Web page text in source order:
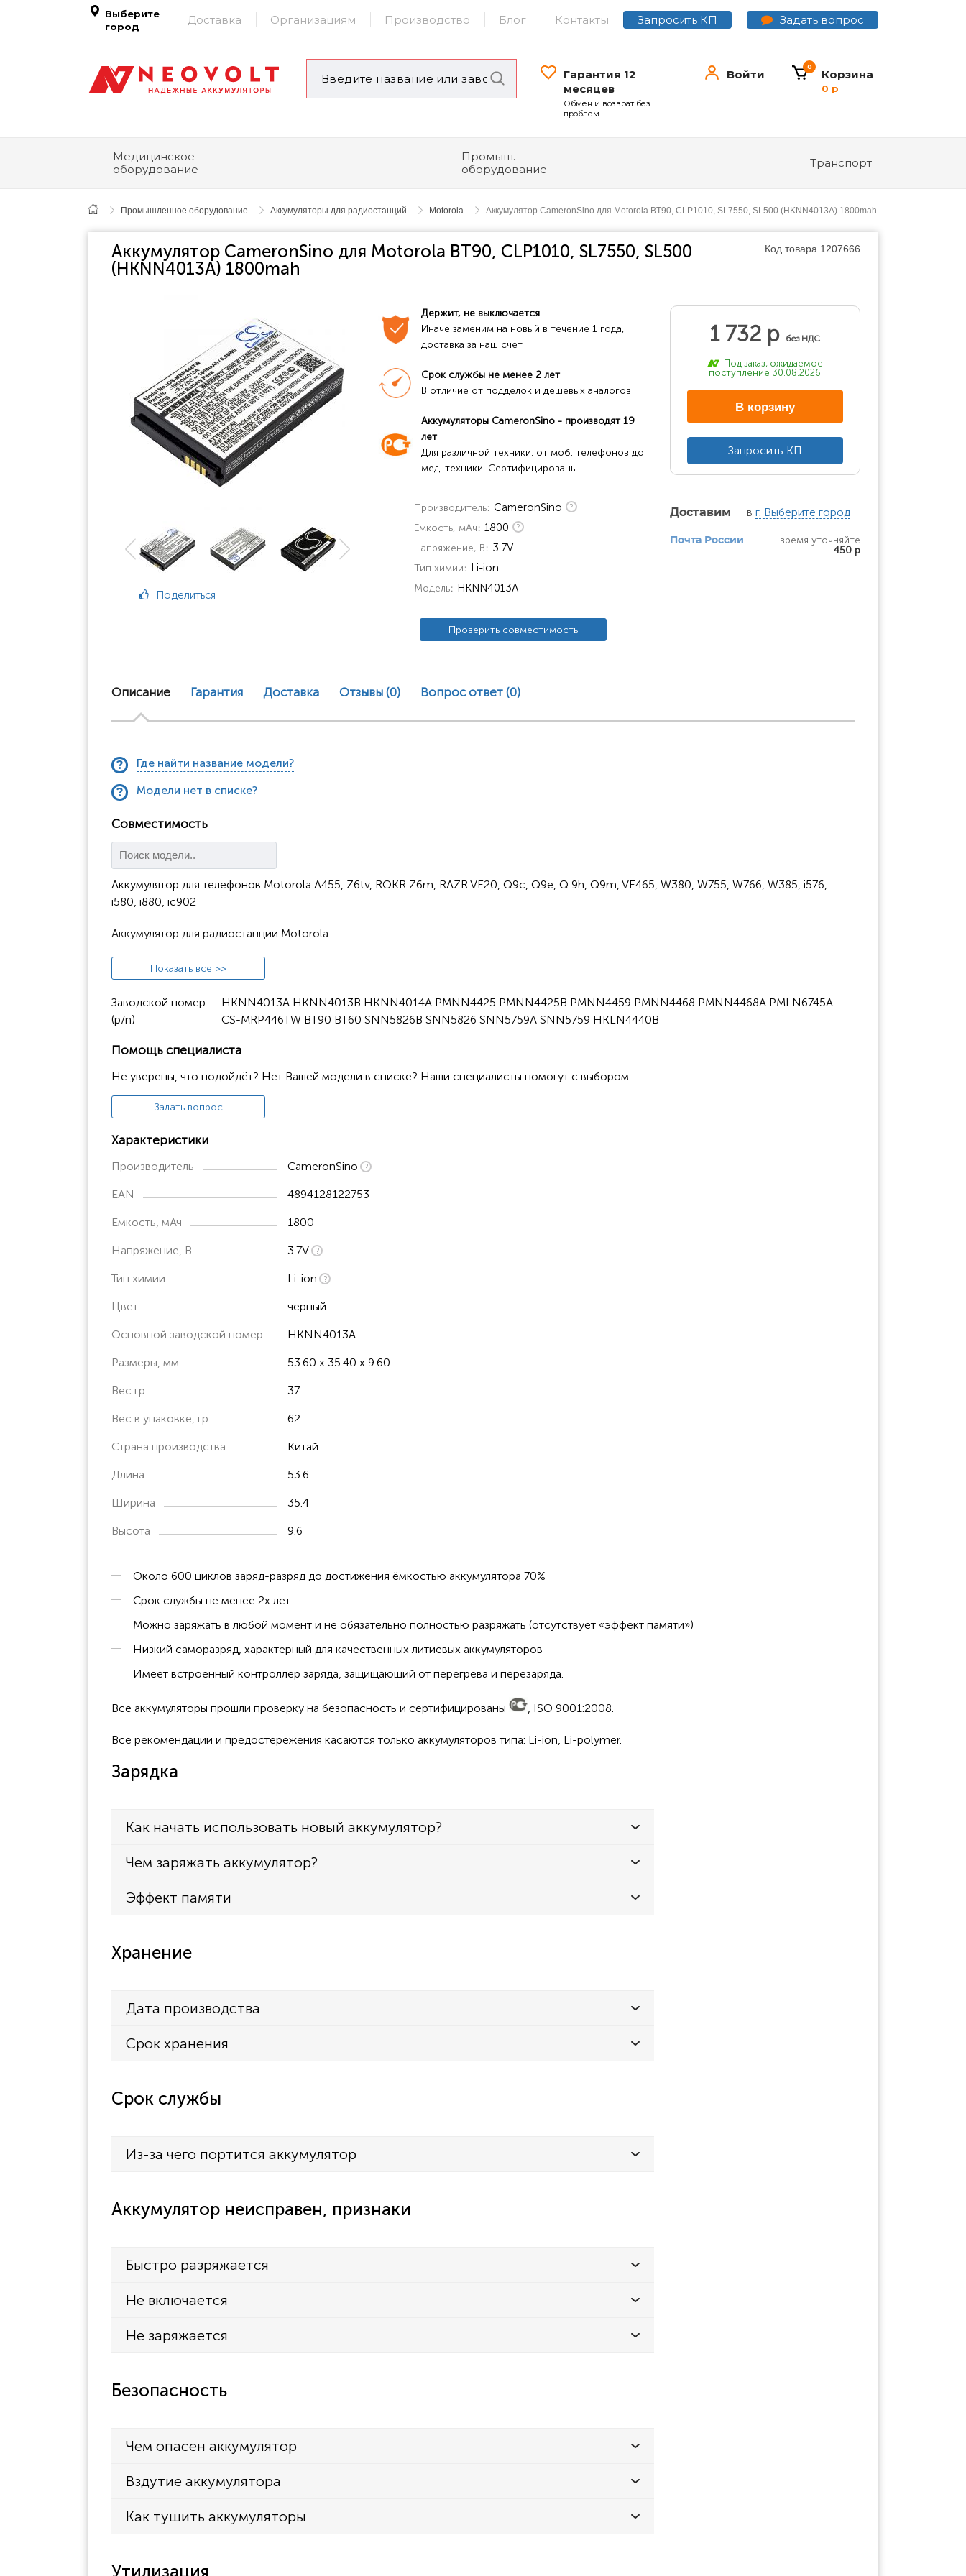
Выберите
город
Доставка Организациям Производство Блог Контакты Запросить КП Задать вопрос
Гарантия 12
месяцев
Обмен и возврат без
проблем
Войти Корзина
0
0 р
Медицинское
оборудование
Промыш.
оборудование
Транспорт
Промышленное оборудование Аккумуляторы для радиостанций Motorola Аккумулятор CameronSino для Motorola BT90, CLP1010, SL7550, SL500 (HKNN4013A) 1800mah
Аккумулятор CameronSino для Motorola BT90, CLP1010, SL7550, SL500
(HKNN4013A) 1800mah
Код товара 1207666
Поделиться
Держит, не выключается
Иначе заменим на новый в течение 1 года,
доставка за наш счёт
Срок службы не менее 2 лет
В отличие от подделок и дешевых аналогов
Аккумуляторы CameronSino - производят 19
лет
Для различной техники: от моб. телефонов до
мед. техники. Сертифицированы.
Производитель CameronSino
Емкость, мАч 1800
Напряжение, В 3.7V
Тип химии Li-ion
Модель HKNN4013A
Проверить совместимость
1 732 р без НДС
Под заказ, ожидаемое
поступление 30.08.2026
В корзину
Запросить КП
Доставим в г. Выберите город
Почта России
время уточняйте
450 р
Описание Гарантия Доставка Отзывы (0) Вопрос ответ (0)
Где найти название модели?
Модели нет в списке?
Совместимость
Аккумулятор для телефонов Motorola A455, Z6tv, ROKR Z6m, RAZR VE20, Q9c, Q9e, Q 9h, Q9m, VE465, W380, W755, W766, W385, i576,
i580, i880, ic902
Аккумулятор для радиостанции Motorola
CLP1010
CLP1060
XPR7550
DLR1020
DLR1060
SL3000
SL300
SL7550e
SL7580e
SL4000E
Показать всё >>
Заводской номер
(p/n)
HKNN4013A HKNN4013B HKNN4014A PMNN4425 PMNN4425B PMNN4459 PMNN4468 PMNN4468A PMLN6745A
CS-MRP446TW BT90 BT60 SNN5826B SNN5826 SNN5759A SNN5759 HKLN4440B
Помощь специалиста
Не уверены, что подойдёт? Нет Вашей модели в списке? Наши специалисты помогут с выбором
Задать вопрос
Характеристики
Производитель CameronSino
EAN 4894128122753
Емкость, мАч 1800
Напряжение, В 3.7V
Тип химии Li-ion
Цвет черный
Основной заводской номер HKNN4013A
Размеры, мм 53.60 x 35.40 x 9.60
Вес гр. 37
Вес в упаковке, гр. 62
Страна производства Китай
Длина 53.6
Ширина 35.4
Высота 9.6
Около 600 циклов заряд-разряд до достижения ёмкостью аккумулятора 70%
Срок службы не менее 2х лет
Можно заряжать в любой момент и не обязательно полностью разряжать (отсутствует «эффект памяти»)
Низкий саморазряд, характерный для качественных литиевых аккумуляторов
Имеет встроенный контроллер заряда, защищающий от перегрева и перезаряда.
Все аккумуляторы прошли проверку на безопасность и сертифицированы , ISO 9001:2008.
Все рекомендации и предостережения касаются только аккумуляторов типа: Li-ion, Li-polymer.
Зарядка
Как начать использовать новый аккумулятор?
Чем заряжать аккумулятор?
Эффект памяти
Хранение
Дата производства
Срок хранения
Срок службы
Из-за чего портится аккумулятор
Аккумулятор неисправен, признаки
Быстро разряжается
Не включается
Не заряжается
Безопасность
Чем опасен аккумулятор
Вздутие аккумулятора
Как тушить аккумуляторы
Утилизация